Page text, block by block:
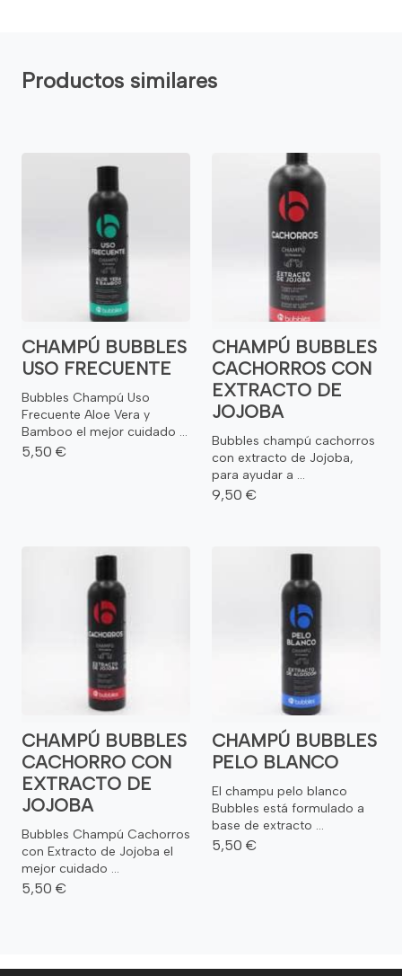
Productos similares
CHAMPÚ BUBBLES
USO FRECUENTE
Bubbles Champú Uso
Frecuente Aloe Vera y
Bamboo el mejor cuidado ...
5,50 €
CHAMPÚ BUBBLES
CACHORROS CON
EXTRACTO DE
JOJOBA
Bubbles champú cachorros
con extracto de Jojoba,
para ayudar a ...
9,50 €
CHAMPÚ BUBBLES
CACHORRO CON
EXTRACTO DE
JOJOBA
Bubbles Champú Cachorros
con Extracto de Jojoba el
mejor cuidado ...
5,50 €
CHAMPÚ BUBBLES
PELO BLANCO
El champu pelo blanco
Bubbles está formulado a
base de extracto ...
5,50 €